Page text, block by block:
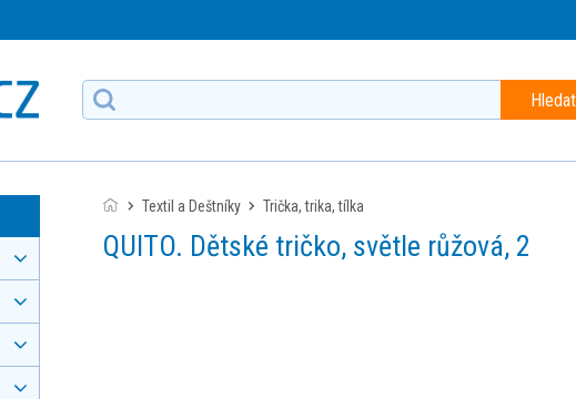
Hledat
Textil a Deštníky trička, trika, tílka
QUITO. Dětské tričko, světle růžová, 2